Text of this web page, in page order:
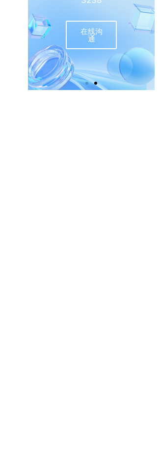
在线沟
通